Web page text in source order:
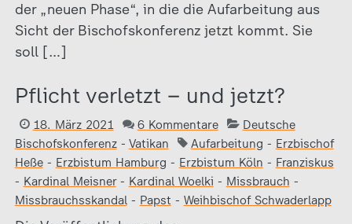
der „neuen Phase“, in die die Aufarbeitung aus
Sicht der Bischofskonferenz jetzt kommt. Sie
soll […]
Pflicht verletzt – und jetzt?
18. März 2021 6 Kommentare
Deutsche
Bischofskonferenz- Vatikan Aufarbeitung - Erzbischof
Heße- Erzbistum Hamburg - Erzbistum Köln - Franziskus
- Kardinal Meisner- Kardinal Woelki - Missbrauch -
Missbrauchsskandal- Papst - Weihbischof Schwaderlapp